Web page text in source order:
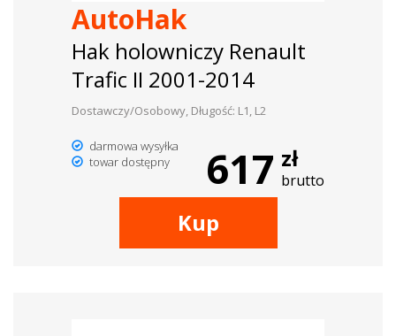
AutoHak
Hak holowniczy Renault
Trafic II 2001-2014
Dostawczy/Osobowy, Długość: L1, L2
darmowa wysyłka
towar dostępny
617 zł
brutto
Kup